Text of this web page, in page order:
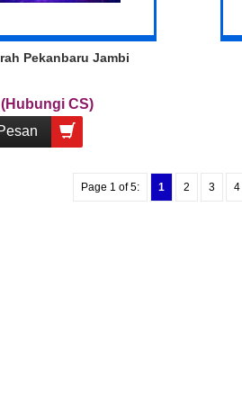
Pekanbaru Jambi
(Hubungi CS)
Page 1 of 5: 1 2 3 4